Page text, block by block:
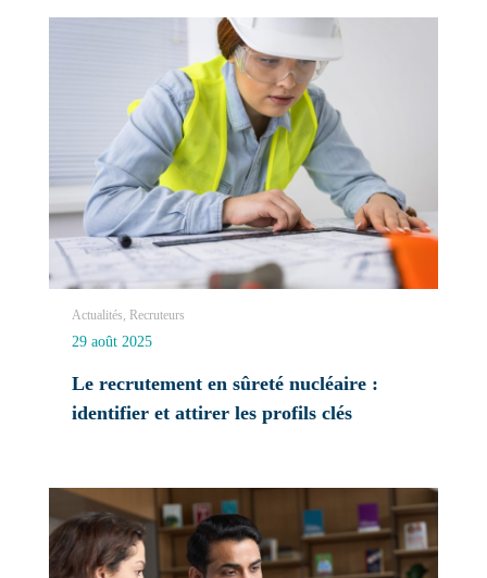
Actualités, Recruteurs
29 août 2025
Le recrutement en sûreté nucléaire :
identifier et attirer les profils clés